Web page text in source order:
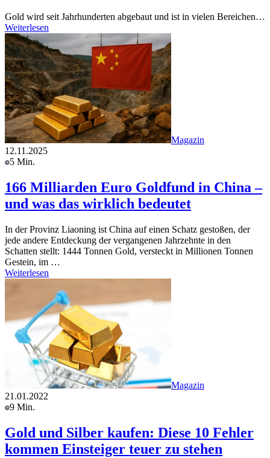
Gold wird seit Jahrhunderten abgebaut und ist in vielen Bereichen…
Weiterlesen
Magazin
12.11.2025
5 Min.
166 Milliarden Euro Goldfund in China –
und was das wirklich bedeutet
In der Provinz Liaoning ist China auf einen Schatz gestoßen, der
jede andere Entdeckung der vergangenen Jahrzehnte in den
Schatten stellt: 1444 Tonnen Gold, versteckt in Millionen Tonnen
Gestein, im …
Weiterlesen
Magazin
21.01.2022
9 Min.
Gold und Silber kaufen: Diese 10 Fehler
kommen Einsteiger teuer zu stehen